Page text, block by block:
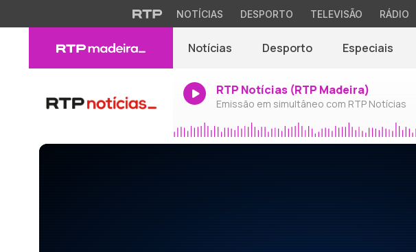
NOTÍCIAS DESPORTO TELEVISÃO RÁDIO
Notícias Desporto Especiais
RTP Notícias (RTP Madeira)
Emissão em simultâneo com RTP Notícias